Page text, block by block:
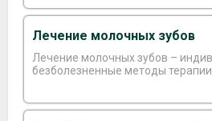
Лечение молочных зубов
Лечение молочных зубов – индивидуальный подход и
безболезненные методы терапии.